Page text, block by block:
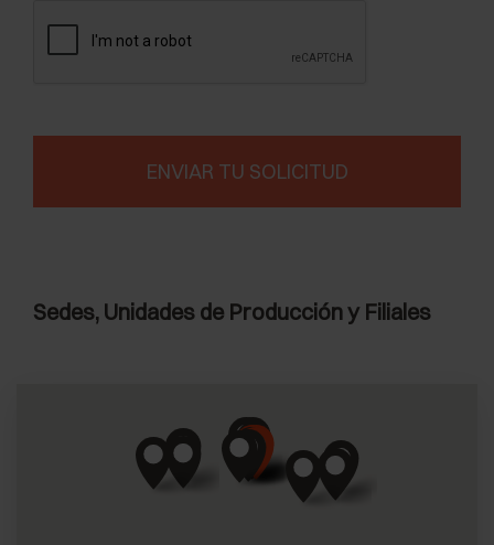
ENVIAR TU SOLICITUD
Sedes, Unidades de Producción y Filiales